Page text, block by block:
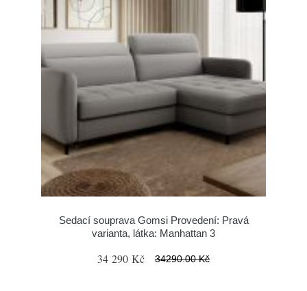
Sedací souprava Gomsi Provedení: Pravá
varianta, látka: Manhattan 3
34 290 Kč 34290.00 Kč